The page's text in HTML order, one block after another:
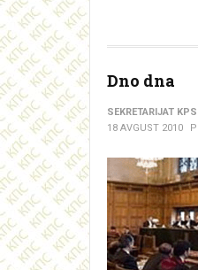
Dno dna
SEKRETARIJAT KPS
18 AVGUST 2010